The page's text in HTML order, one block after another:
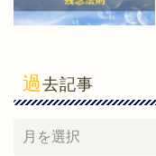
過去記事